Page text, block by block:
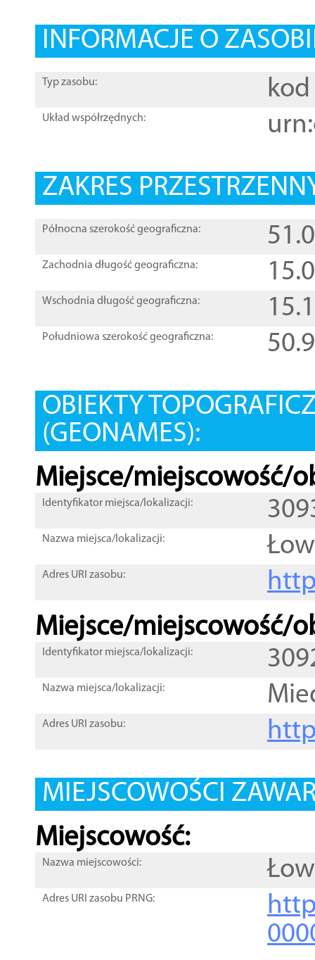
INFORMACJE O
Typ zasobu: kod
Układ współrzędnych:
ZAKRES
Północna szerokość geograficzna:
Zachodnia długość geograficzna:
Wschodnia długość geograficzna:
Południowa szerokość geograficzna:
OBIEKTY
(GEONAMES):
Miejsce/miejscowość/
Identyfikator miejsca/lokalizacji:
Nazwa miejsca/lokalizacji:
Adres URI zasobu:
Miejsce/miejscowość/
Identyfikator miejsca/lokalizacji:
Nazwa miejsca/lokalizacji:
Adres URI zasobu:
MIEJSCOWOŚCI
Miejscowość:
Nazwa miejscowości:
Adres URI zasobu PRNG: